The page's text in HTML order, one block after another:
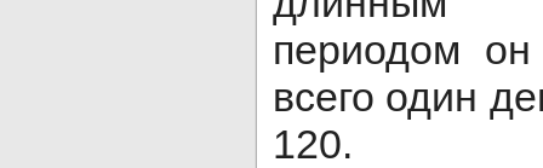
периодом
всего один
120.